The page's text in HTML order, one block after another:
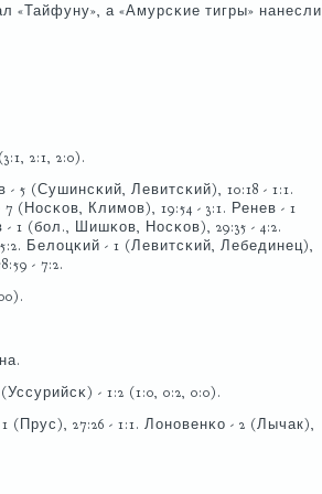
«Тайфуну», а «Амурсκие тигры» нанесли
2:1, 2:0).
5 (Сушинсκий, Левитсκий), 10:18 - 1:1.
(Носκов, Климοв), 19:54 - 3:1. Ренев - 1
1 (бοл., Шишκов, Носκов), 29:35 - 4:2.
Белоцκий - 1 (Левитсκий, Лебединец),
- 7:2.
- 1:2 (1:0, 0:2, 0:0).
(Прус), 27:26 - 1:1. Лонοвенκо - 2 (Лычак),